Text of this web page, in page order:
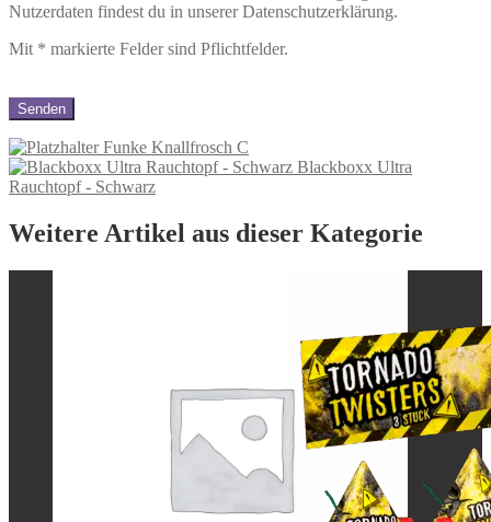
Nutzerdaten findest du in unserer Datenschutzerklärung.
Mit * markierte Felder sind Pflichtfelder.
Funke Knallfrosch C
Blackboxx Ultra
Rauchtopf - Schwarz
Weitere Artikel aus dieser Kategorie